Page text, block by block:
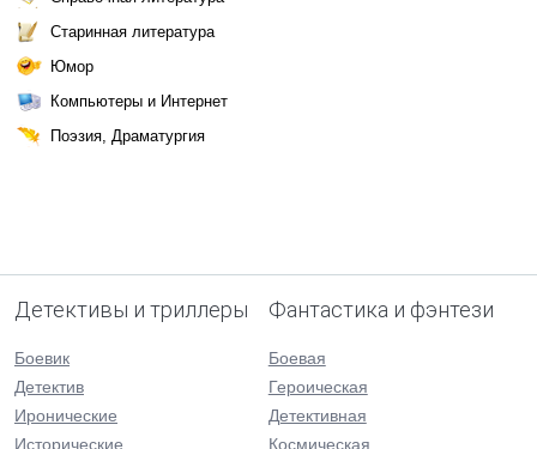
Старинная литература
Юмор
Компьютеры и Интернет
Поэзия, Драматургия
Детективы и триллеры
Боевик
Детектив
Иронические
Исторические
Фантастика и фэнтези
Боевая
Героическая
Детективная
Космическая